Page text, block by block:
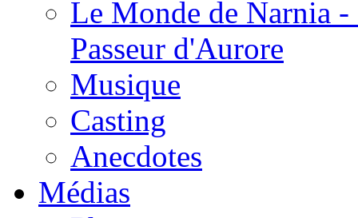
Le Monde de Narnia
Passeur d'Aurore
Musique
Casting
Anecdotes
Médias